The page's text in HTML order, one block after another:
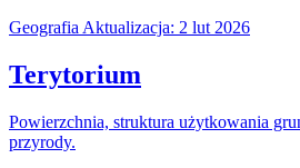
Geografia Aktualizacja: 2 lut 2026
Terytorium
Powierzchnia, struktura użytkowania
przyrody.